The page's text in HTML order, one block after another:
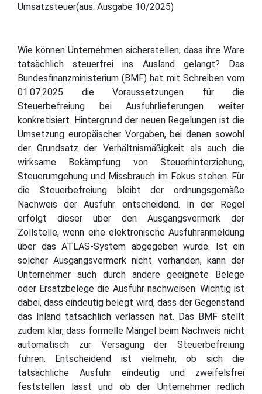
Umsatzsteuer(aus: Ausgabe 10/2025)
Wie können Unternehmen sicherstellen, dass ihre Ware
tatsächlich steuerfrei ins Ausland gelangt? Das
Bundesfinanzministerium (BMF) hat mit Schreiben vom
01.07.2025 die Voraussetzungen für die
Steuerbefreiung bei Ausfuhrlieferungen weiter
konkretisiert. Hintergrund der neuen Regelungen ist die
Umsetzung europäischer Vorgaben, bei denen sowohl
der Grundsatz der Verhältnismäßigkeit als auch die
wirksame Bekämpfung von Steuerhinterziehung,
Steuerumgehung und Missbrauch im Fokus stehen. Für
die Steuerbefreiung bleibt der ordnungsgemäße
Nachweis der Ausfuhr entscheidend. In der Regel
erfolgt dieser über den Ausgangsvermerk der
Zollstelle, wenn eine elektronische Ausfuhranmeldung
über das ATLAS-System abgegeben wurde. Ist ein
solcher Ausgangsvermerk nicht vorhanden, kann der
Unternehmer auch durch andere geeignete Belege
oder Ersatzbelege die Ausfuhr nachweisen. Wichtig ist
dabei, dass eindeutig belegt wird, dass der Gegenstand
das Inland tatsächlich verlassen hat. Das BMF stellt
zudem klar, dass formelle Mängel beim Nachweis nicht
automatisch zur Versagung der Steuerbefreiung
führen. Entscheidend ist vielmehr, ob sich die
tatsächliche Ausfuhr eindeutig und zweifelsfrei
feststellen lässt und ob der Unternehmer redlich